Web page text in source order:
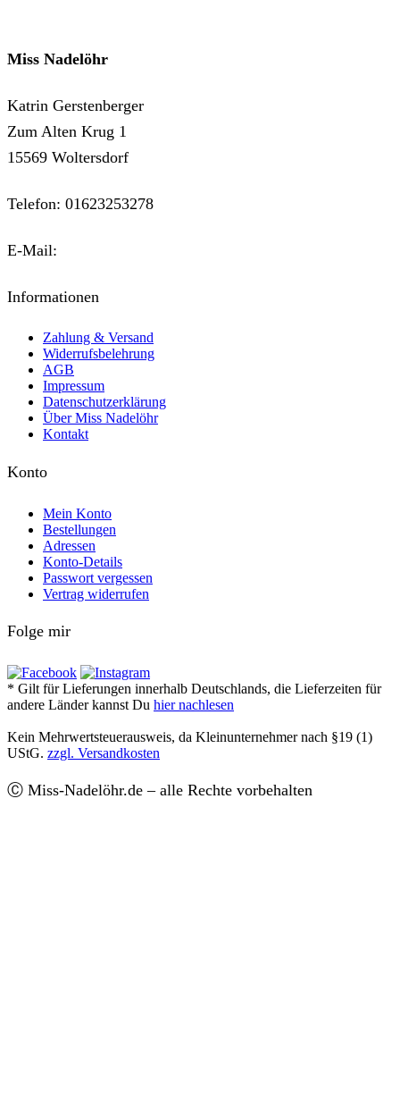
Miss Nadelöhr
Katrin Gerstenberger
Zum Alten Krug 1
15569 Woltersdorf
Telefon: 01623253278
E-Mail:
Informationen
Zahlung & Versand
Widerrufsbelehrung
AGB
Impressum
Datenschutzerklärung
Über Miss Nadelöhr
Kontakt
Konto
Mein Konto
Bestellungen
Adressen
Konto-Details
Passwort vergessen
Vertrag widerrufen
Folge mir
* Gilt für Lieferungen innerhalb Deutschlands, die Lieferzeiten für
andere Länder kannst Du hier nachlesen
Kein Mehrwertsteuerausweis, da Kleinunternehmer nach §19 (1)
UStG. zzgl. Versandkosten
Ⓒ Miss-Nadelöhr.de – alle Rechte vorbehalten